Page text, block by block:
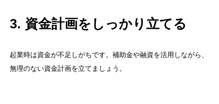
3. 資金計画をしっかり立てる
起業時は資金が不足しがちです。補助金や融資を活用しながら、
無理のない資金計画を立てましょう。